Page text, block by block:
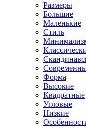
Размеры
Большие
Маленькие
Стиль
Форма
Высокие
Квадратные
Угловые
Низкие